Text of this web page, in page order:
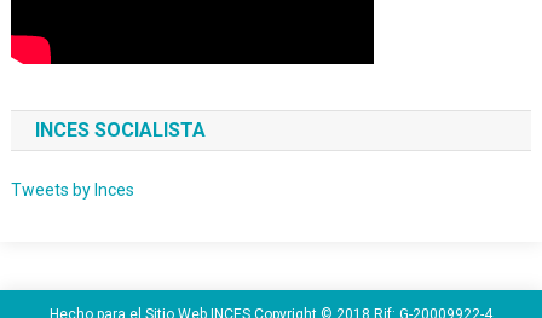
INCES SOCIALISTA
Tweets by Inces